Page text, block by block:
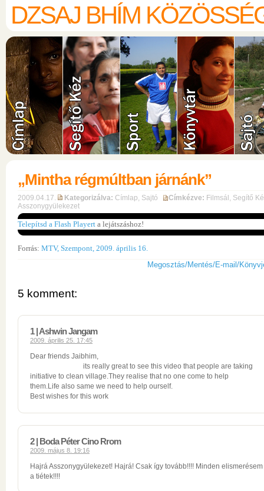
DZSAJ BHÍM
„Mintha régmúltban járnánk”
2009.04.17. Kategorizálva: Címlap, Sajtó Címkézve: Filmsál , Segítő
Asszonygyülekezet
Telepítsd a Flash Playert a lejátszáshoz!
Forrás: MTV, Szempont, 2009. április 16.
Megosztás/Mentés/E-mail/
5 komment:
1 | Ashwin Jangam
2009. április 25. 17:45
Dear friends Jaibhim,
its really great to see this video that people are taking
initiative to clean village.They realise that no one come to help
them.Life also same we need to help ourself.
Best wishes for this work
2 | Boda Péter Cino Rrom
2009. május 8. 19:16
Hajrá Asszonygyülekezet! Hajrá! Csak így tovább!!!! Minden elismerésem
a tiétek!!!!